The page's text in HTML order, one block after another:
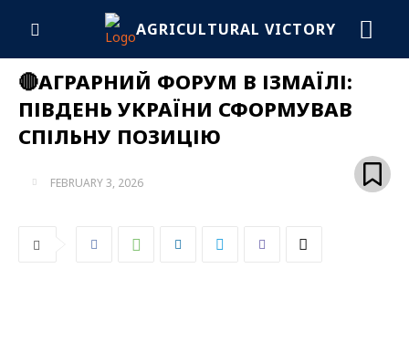
AGRICULTURAL VICTORY
🔴АГРАРНИЙ ФОРУМ В ІЗМАЇЛІ:
ПІВДЕНЬ УКРАЇНИ СФОРМУВАВ
СПІЛЬНУ ПОЗИЦІЮ
FEBRUARY 3, 2026